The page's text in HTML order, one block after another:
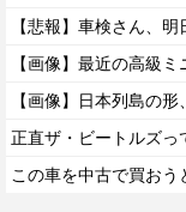
【画像】最近の高級
【画像】日本列島の
正直ザ・ビートルズっ
この車を中古で買おう